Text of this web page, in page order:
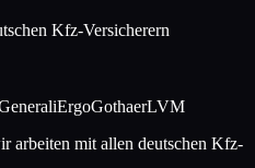
Kfz-Versicherern
ErgoGothaerLVM
mit allen deutschen Kfz-